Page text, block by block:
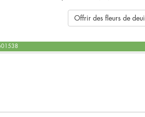
Offrir des fleurs de deuil